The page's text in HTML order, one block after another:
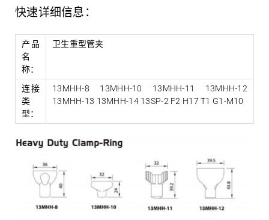
快速详细信息：
产品
名
称：
卫生重型管夹
连接
类
型：
13MHH-8 13MHH-10 13MHH-11 13MHH-12
13MHH-13 13MHH-14 13SP-2 F2 H17 T1 G1-M10